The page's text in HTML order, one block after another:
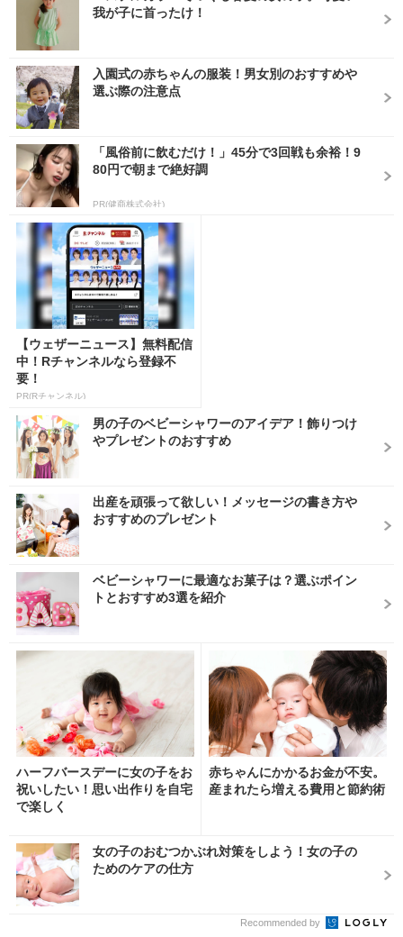
我が子に首ったけ！
入園式の赤ちゃんの服装！男女別のおすすめや
選ぶ際の注意点
「風俗前に飲むだけ！」45分で3回戦も余裕！9
80円で朝まで絶好調
PR(健商株式会社)
【ウェザーニュース】無料配信
中！Rチャンネルなら登録不
要！
PR(Rチャンネル)
男の子のベビーシャワーのアイデア！飾りつけ
やプレゼントのおすすめ
出産を頑張って欲しい！メッセージの書き方や
おすすめのプレゼント
ベビーシャワーに最適なお菓子は？選ぶポイン
トとおすすめ3選を紹介
ハーフバースデーに女の子をお
祝いしたい！思い出作りを自宅
で楽しく
赤ちゃんにかかるお金が不安。
産まれたら増える費用と節約術
女の子のおむつかぶれ対策をしよう！女の子の
ためのケアの仕方
Recommended by